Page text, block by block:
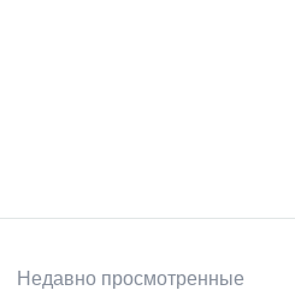
Недавно просмотренные